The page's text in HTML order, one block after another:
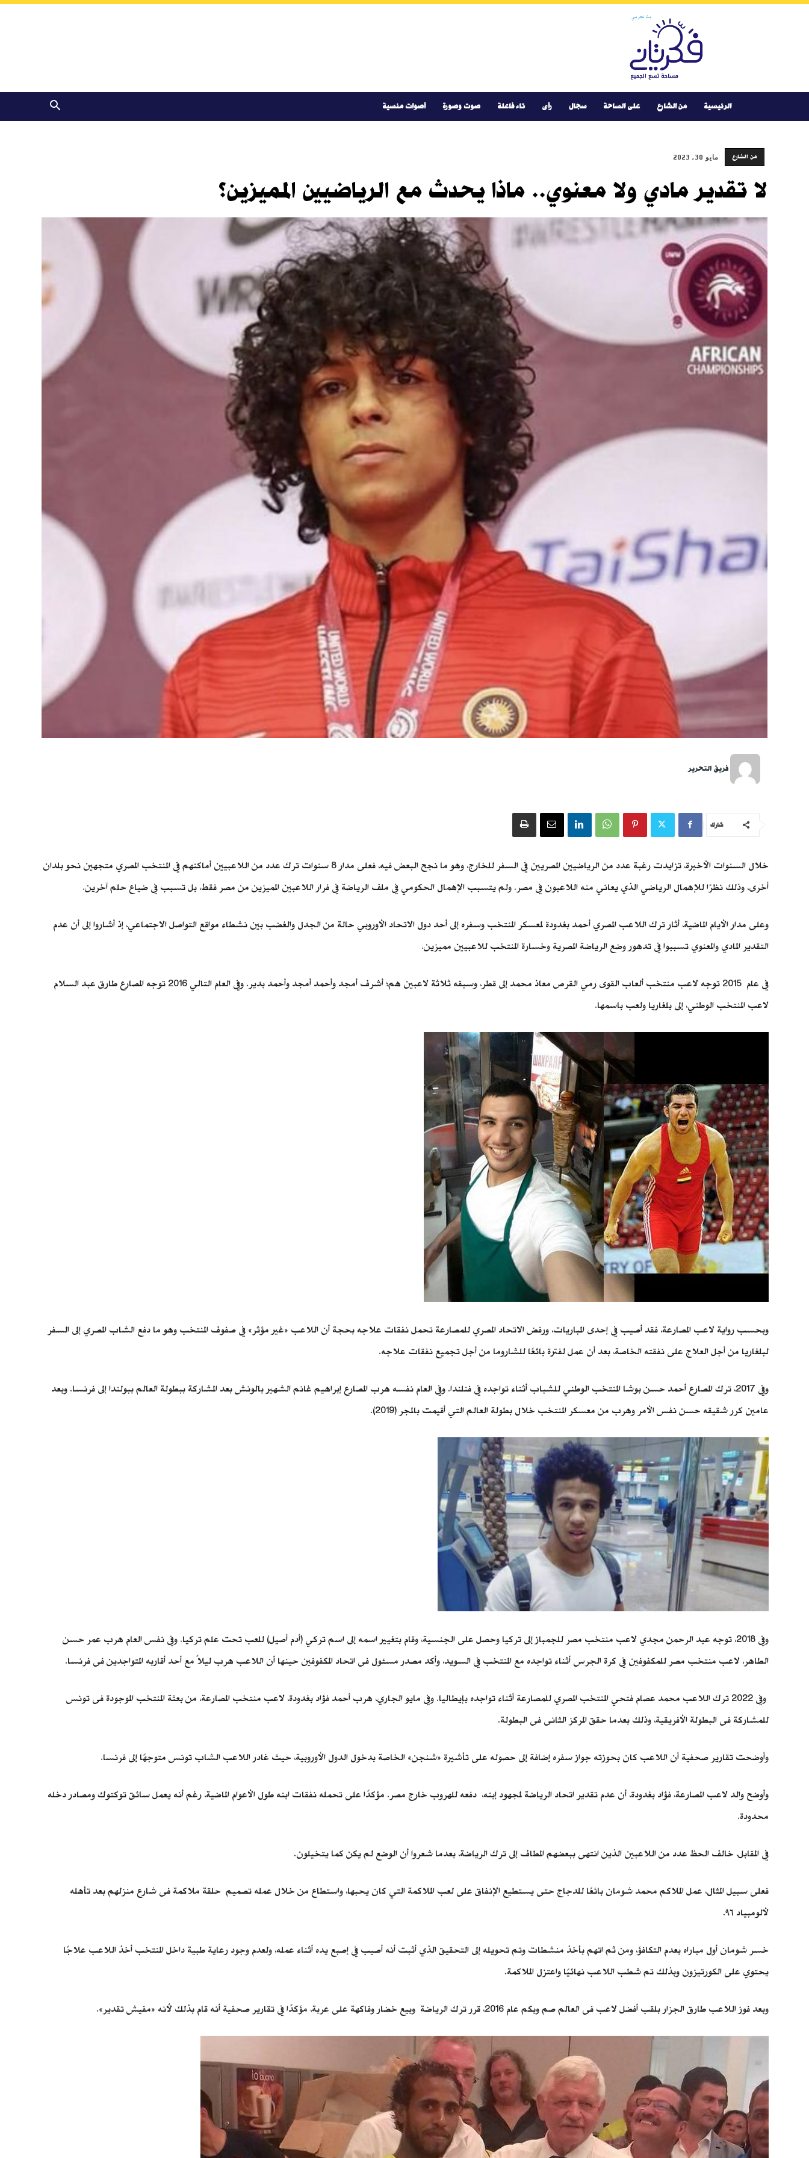
الرئيسية من الشارع على الساحة سجال رأى تاء فاعلة صوت وصورة أصوات منسية
من الشارع مايو 30, 2023
لا تقدير مادي ولا معنوي.. ماذا يحدث مع الرياضيين المميزين؟
فريق التحرير
شارك
خلال السنوات الأخيرة، تزايدت رغبة عدد من الرياضيين المصريين في السفر للخارج، وهو ما نجح البعض فيه، فعلى مدار 8 سنوات ترك عدد من اللاعبيين أماكنهم في المنتخب المصري متجهين نحو بلدان
أخرى، وذلك نظرًا للإهمال الرياضي الذي يعاني منه اللاعبون في مصر. ولم يتسبب الإهمال الحكومي في ملف الرياضة في فرار اللاعبين المميزين من مصر فقط، بل تسبب في ضياع حلم آخرين.
وعلى مدار الأيام الماضية، أثار ترك اللاعب المصري أحمد بغدودة لمعسكر المنتخب وسفره إلى أحد دول الاتحاد الأوروبي حالة من الجدل والغضب بين نشطاء مواقع التواصل الاجتماعي، إذ أشاروا إلى أن عدم
التقدير المادي والمعنوي تسببوا في تدهور وضع الرياضة المصرية وخسارة المنتخب للاعبيين مميزين.
في عام 2015 توجه لاعب منتخب ألعاب القوى رمي القرص معاذ محمد إلى قطر، وسبقه ثلاثة لاعبين هم؛ أشرف أمجد وأحمد أمجد وأحمد بدير. وفي العام التالي 2016 توجه المصارع طارق عبد السلام
لاعب المنتخب الوطني، إلى بلغاريا ولعب باسمها.
وبحسب رواية لاعب المصارعة، فقد أصيب في إحدى المباريات، ورفض الاتحاد المصري للمصارعة تحمل نفقات علاجه بحجة أن اللاعب «غير مؤثر» في صفوف المنتخب وهو ما دفع الشاب المصري إلى السفر
لبلغاريا من أجل العلاج على نفقته الخاصة، بعد أن عمل لفترة بائعًا للشاروما من أجل تجميع نفقات علاجه.
وفي 2017، ترك المصارع أحمد حسن بوشا المنتخب الوطني للشباب أثناء تواجده في فنلندا. وفي العام نفسه هرب المصارع إبراهيم غانم الشهير بالونش بعد المشاركة ببطولة العالم ببولندا إلى فرنسا. وبعد
عامين كرر شقيقه حسن نفس الأمر وهرب من معسكر المنتخب خلال بطولة العالم التي أقيمت بالمجر (2019).
وفي 2018، توجه عبد الرحمن مجدي لاعب منتخب مصر للجمباز إلى تركيا وحصل على الجنسية، وقام بتغيير اسمه إلى اسم تركي (أدم أصيل) للعب تحت علم تركيا. وفي نفس العام هرب عمر حسن
الطاهر، لاعب منتخب مصر للمكفوفين في كرة الجرس أثناء تواجده مع المنتخب في السويد، وأكد مصدر مسئول فى اتحاد المكفوفين حينها أن اللاعب هرب ليلاً مع أحد أقاربه المتواجدين فى فرنسا.
وفي 2022 ترك اللاعب محمد عصام فتحي المنتخب المصري للمصارعة أثناء تواجده بإيطاليا. وفي مايو الجاري، هرب أحمد فؤاد بغدودة، لاعب منتخب المصارعة، من بعثة المنتخب الموجودة فى تونس
للمشاركة فى البطولة الأفريقية، وذلك بعدما حقق المركز الثانى فى البطولة.
وأوضحت تقارير صحفية أن اللاعب كان بحوزته جواز سفره إضافة إلى حصوله على تأشيرة «شنجن» الخاصة بدخول الدول الأوروبية، حيث غادر اللاعب الشاب تونس متوجهًا إلى فرنسا.
وأوضح والد لاعب المصارعة، فؤاد بغدودة، أن عدم تقدير اتحاد الرياضة لمجهود إبنه، دفعه للهروب خارج مصر. مؤكدًا على تحمله نفقات ابنه طول الأعوام الماضية، رغم أنه يعمل سائق توكتوك ومصادر دخله
محدودة.
في المقابل، خالف الحظ عدد من اللاعبين الذين انتهى ببعضهم المطاف إلى ترك الرياضة، بعدما شعروا أن الوضع لم يكن كما يتخيلون.
فعلى سبيل المثال، عمل الملاكم محمد شومان بائعًا للدجاج حتى يستطيع الإنفاق على لعب الملاكمة التي كان يحبها، واستطاع من خلال عمله تصميم حلقة ملاكمة فى شارع منزلهم بعد تأهله
لألومبياد ٩٦.
خسر شومان أول مباراه بعدم التكافؤ، ومن ثم اتهم بأخذ منشطات وتم تحويله إلى التحقيق الذي أثبت أنه أصيب في إصبع يده أثناء عمله، ولعدم وجود رعاية طبية داخل المنتخب أخذ اللاعب علاجًا
يحتوي على الكورتيزون وبذلك تم شطب اللاعب نهائيًا واعتزل الملاكمة.
وبعد فوز اللاعب طارق الجزار بلقب أفضل لاعب فى العالم صم وبكم عام 2016، قرر ترك الرياضة وبيع خضار وفاكهة على عربة، مؤكدًا في تقارير صحفية أنه قام بذلك لأنه «مفيش تقدير».